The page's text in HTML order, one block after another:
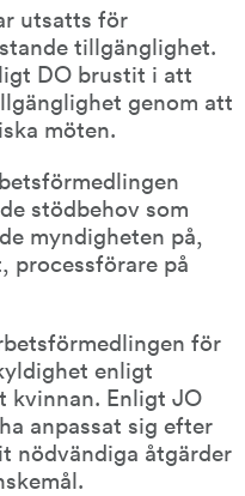
utsatts för
tillgänglighet.
DO brustit i att
genom att
möten.
stödbehov som
myndigheten på,
processförare på
för
enligt
kvinnan. Enligt JO
anpassat sig efter
nödvändiga åtgärder